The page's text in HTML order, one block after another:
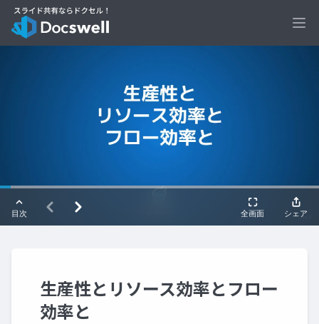
生産性とリソース効率とフロー
効率と